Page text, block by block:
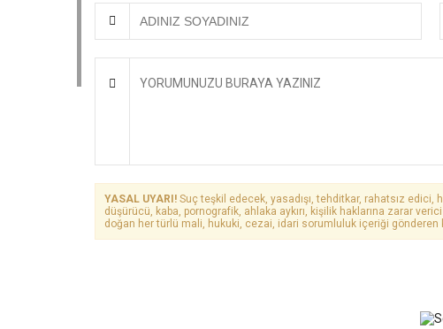
YASAL UYARI! Suç teşkil edecek, yasadışı, tehditkar, rahatsız edici,
düşürücü, kaba, pornografik, ahlaka aykırı, kişilik haklarına zarar
doğan her türlü mali, hukuki, cezai, idari sorumluluk içeriği gönderen